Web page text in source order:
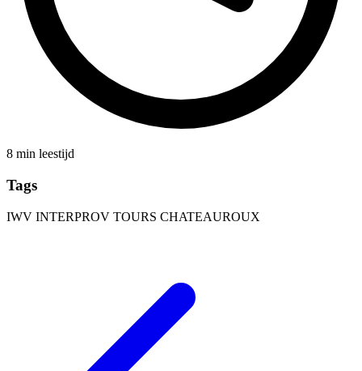
8 min leestijd
Tags
IWV INTERPROV TOURS CHATEAUROUX